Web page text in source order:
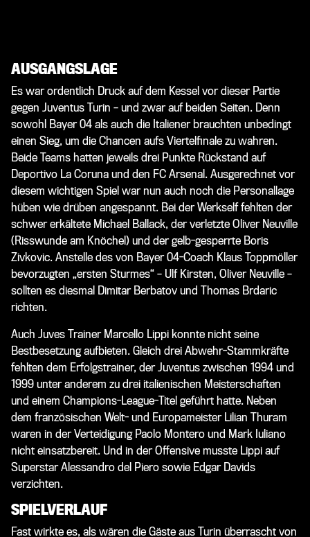
AUSGANGSLAGE
Es war ordentlich Druck auf dem Kessel vor dieser Partie
gegen Juventus Turin – und zwar auf beiden Seiten. Denn
sowohl Bayer 04 als auch die Italiener brauchten unbedingt
einen Sieg, um die Chancen aufs Viertelfinale zu wahren.
Beide Teams hatten jeweils drei Punkte Rückstand auf
Deportivo La Coruna und den FC Arsenal. Ausgerechnet vor
diesem wichtigen Spiel war nun auch noch die Personallage
hüben wie drüben angespannt. Bei der Werkself fehlten der
schwer erkältete Michael Ballack, der verletzte Oliver Neuville
(Risswunde am Knöchel) und der gelb-gesperrte Boris
Zivkovic. Anstelle des von Bayer 04-Coach Klaus Toppmöller
bevorzugten „ersten Sturmes“ – Ulf Kirsten, Oliver Neuville –
sollten es diesmal Dimitar Berbatov und Thomas Brdaric
richten.
Auch Juves Trainer Marcello Lippi konnte nicht seine
Bestbesetzung aufbieten. Gleich drei Abwehr-Stammkräfte
fehlten dem Erfolgstrainer, der Juventus zwischen 1994 und
1999 unter anderem zu drei italienischen Meisterschaften
und einem Champions-League-Titel geführt hatte. Neben
dem französischen Welt- und Europameister Lilian Thuram
waren in der Verteidigung Paolo Montero und Mark Iuliano
nicht einsatzbereit. Und in der Offensive musste Lippi auf
Superstar Alessandro del Piero sowie Edgar Davids
verzichten.
SPIELVERLAUF
Fast wirkte es, als wären die Gäste aus Turin überrascht von